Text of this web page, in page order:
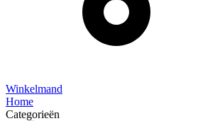
Winkelmand
Home
Categorieën